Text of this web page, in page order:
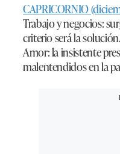
CAPRICORNIO
Trabajo y negocios:
criterio será la solución.
Amor:la insistente
malentendidos en la